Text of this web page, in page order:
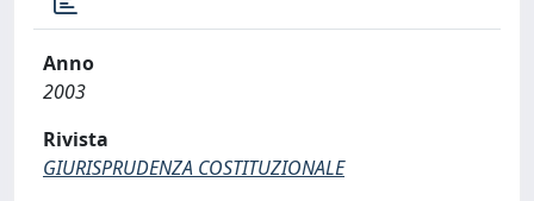
Anno
2003
Rivista
GIURISPRUDENZA COSTITUZIONALE